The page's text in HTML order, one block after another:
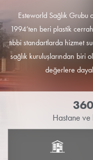
Esteworld Sağlık Grubu
1994’ten beri plastik
tıbbi standartlarda hizmet
sağlık kuruluşlarından biri
değerlere
Hastane